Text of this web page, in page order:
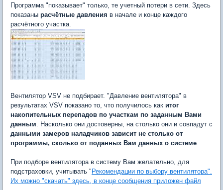
Программа "показывает" только, те учетный потери в сети. Здесь
показаны расчётные давления в начале и конце каждого
расчётного участка.
Вентилятор VSV не подбирает. "Давление вентилятора" в
результатах VSV показано то, что получилось как итог
накопительных перепадов по участкам по заданным Вами
данным. Насколько они достоверны, на столько они и совпадут с
данными замеров наладчиков зависит не столько от
программы, сколько от поданных Вам данных о системе.
При подборе вентилятора в систему Вам желательно, для
подстраховки, учитывать " Рекомендации по выбору вентилятора".
Их можно "скачать" здесь, в конце сообщения приложен файл